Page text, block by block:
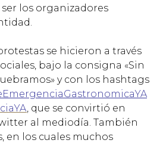
los organizadores
se hicieron a través
bajo la consigna «Sin
y con los hashtags
, que se convirtió en
al mediodía. También
en los cuales muchos